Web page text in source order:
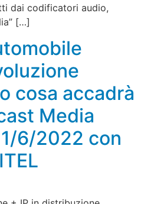
dai codificatori audio,
[…]
cosa accadrà
Media
6/2022 con